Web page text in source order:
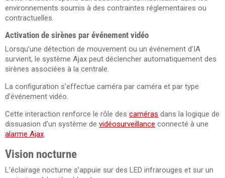
environnements soumis à des contraintes réglementaires ou
contractuelles.
Activation de sirènes par événement vidéo
Lorsqu’une détection de mouvement ou un événement d’IA
survient, le système Ajax peut déclencher automatiquement des
sirènes associées à la centrale.
La configuration s’effectue caméra par caméra et par type
d’événement vidéo.
Cette interaction renforce le rôle des caméras dans la logique de
dissuasion d’un système de vidéosurveillance connecté à une
alarme Ajax.
Vision nocturne
L’éclairage nocturne s’appuie sur des LED infrarouges et sur un